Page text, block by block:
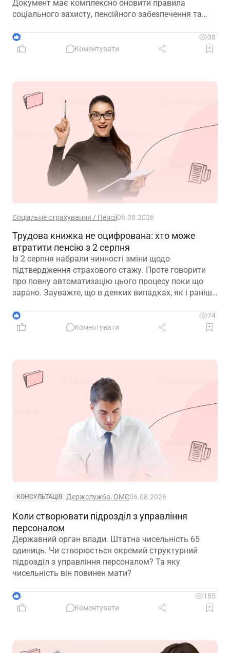
Документ має комплексно оновити правила
соціального захисту, пенсійного забезпечення та
близько 100 законодавчих актів із правом ЄС
2
38
Коментувати
Соціальне страхування / Пенсії06.08.2026
Трудова книжка не оцифрована: хто може
втратити пенсію з 2 серпня
Із 2 серпня набрали чинності зміни щодо
підтвердження страхового стажу. Проте говорити
про повну автоматизацію цього процесу поки що
зарано. Зауважте, що в деяких випадках, як і раніше,
підтвердження стажу і призначення пенсії
1
74
Коментувати
КОНСУЛЬТАЦІЯ Держслужба, ОМС06.08.2026
Коли створювати підрозділ з управління
персоналом
Державний орган влади. Штатна чисельність 65
одиниць. Чи створюється окремий структурний
підрозділ з управління персоналом? Та яку
чисельність він повинен мати?
4
185
Коментувати